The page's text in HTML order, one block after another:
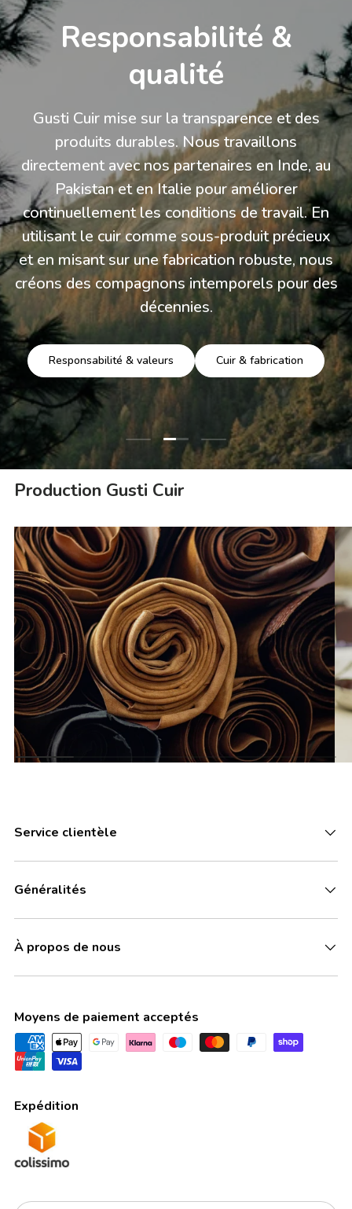
Responsabilité &
qualité
Gusti Cuir mise sur la transparence et des
produits durables. Nous travaillons
directement avec nos partenaires en Inde, au
Pakistan et en Italie pour améliorer
continuellement les conditions de travail. En
utilisant le cuir comme sous-produit précieux
et en misant sur une fabrication robuste, nous
créons des compagnons intemporels pour des
décennies.
Responsabilité & valeurs Cuir & fabrication
Charger la diapositive 1 de 3
Charger la diapositive 2 de 3
Charger la diapositive 3
Production Gusti Cuir
Service clientèle
Généralités
À propos de nous
Moyens de paiement acceptés
Expédition